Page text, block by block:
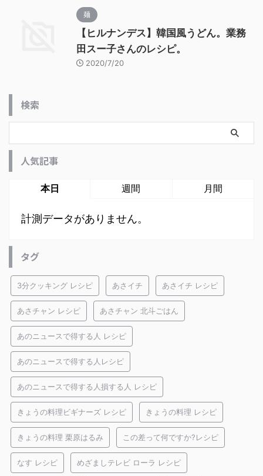
麺
【ヒルナンデス】韓国風うどん。業務
田スー子さんのレシピ。
2020/7/20
検索
人気記事
本日 週間 月間
計測データがありません。
タグ
3分クッキング レシピ あさイチ あさイチ レシピ
あさチャン レシピ あさチャン 北斗ごはん
あのニュースで得する人 レシピ
あのニュースで得する人レシピ
あのニュースで得する人損する人 レシピ
きょうの料理ビギナーズ レシピ きょうの料理 レシピ
きょうの料理 栗原はるみ この差って何ですか?レシピ
なす レシピ めざましテレビ ローラ レシピ